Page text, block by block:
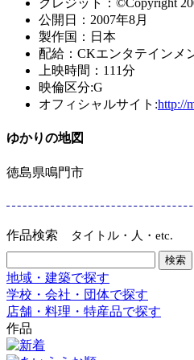
クレジット：©Copyright
公開日：2007年8月
製作国：日本
配給：CKエンタテインメ
上映時間：111分
映倫区分:G
オフィシャルサイト:http://
ゆかりの地図
徳島県鳴門市
作品検索 タイトル・人・etc.
地域・建築で探す
学校・会社・団体で探す
店舗・料理・特産品で探す
作品